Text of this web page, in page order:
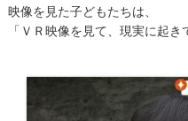
映像を見た子どもたちは、
「ＶＲ映像を見て、現実に起き